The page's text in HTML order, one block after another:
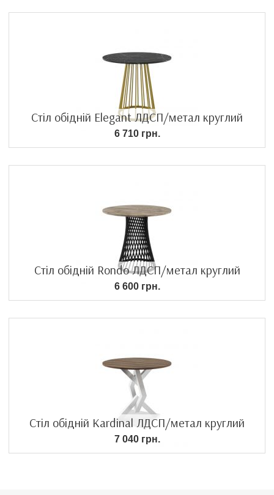
Стіл обідній Elegant ЛДСП/метал круглий
6 710 грн.
Стіл обідній Rondo ЛДСП/метал круглий
6 600 грн.
Стіл обідній Kardinal ЛДСП/метал круглий
7 040 грн.